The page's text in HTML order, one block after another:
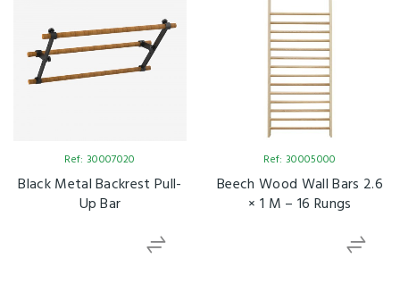
Ref: 30007020
Black Metal Backrest Pull-
Up Bar
Ref: 30005000
Beech Wood Wall Bars 2.6
× 1 M – 16 Rungs